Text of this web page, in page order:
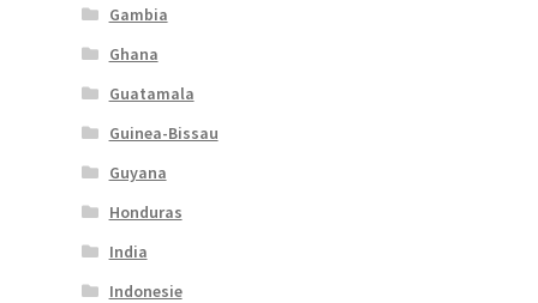
Gambia
Ghana
Guatamala
Guinea-Bissau
Guyana
Honduras
India
Indonesie